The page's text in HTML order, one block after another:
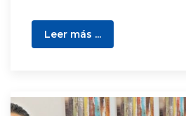
Leer más ...